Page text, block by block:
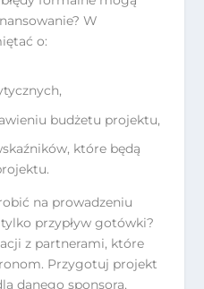
W
o:
budżetu projektu,
które będą
na prowadzeniu
przypływ gotówki?
z partnerami, które
Przygotuj projekt
danego sponsora,